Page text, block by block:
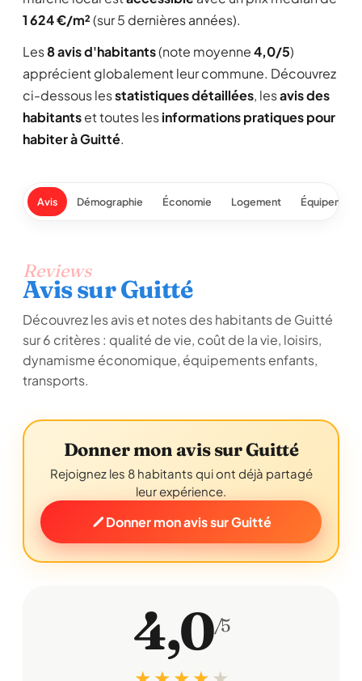
1 624 €/m²(sur 5 dernières années).
Les8 avis d'habitants(note moyenne4,0/5)
apprécient globalement leur commune. Découvrez
ci-dessous lesstatistiques détaillées, lesavis des
habitantset toutes lesinformations pratiques pour
habiter à Guitté.
Avis Démographie Économie Logement
Reviews
Avis sur Guitté
Découvrez les avis et notes des habitants de Guitté
sur 6 critères : qualité de vie, coût de la vie, loisirs,
dynamisme économique, équipements enfants,
transports.
Donner mon avis sur Guitté
Rejoignez les 8 habitants qui ont déjà partagé
leur expérience.
Donner mon avis sur Guitté
4,0/5